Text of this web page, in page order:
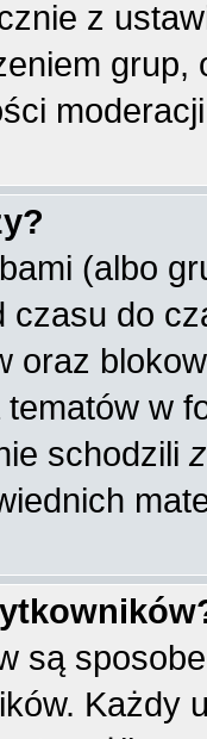
z
(albo
czasu do
oraz
w
schodzili
są
Każdy